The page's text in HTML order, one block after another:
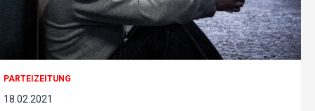
PARTEIZEITUNG
18.02.2021